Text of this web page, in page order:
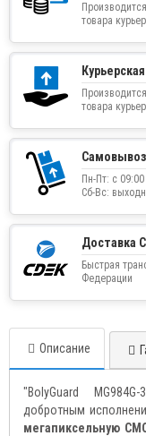
товара
товара
Самовывоз
Пн-Пт: с
Сб-Вс:
Доставка
Быстрая
Федерации
Описание
"BolyGuard
добротным
мегапиксельную